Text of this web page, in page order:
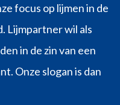
focus op lijmen in de
Lijmpartner wil als
in de zin van een
Onze slogan is dan